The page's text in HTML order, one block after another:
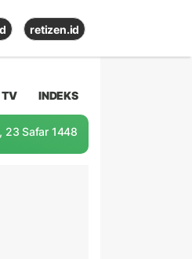
retizen.id
TV INDEKS
23 Safar 1448